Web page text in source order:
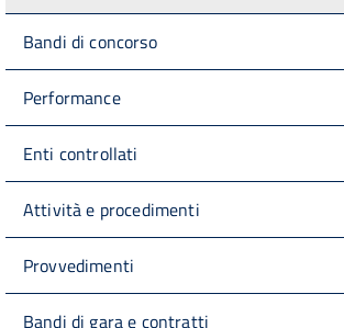
Bandi di concorso
Performance
Enti controllati
Attività e procedimenti
Provvedimenti
Bandi di gara e contratti